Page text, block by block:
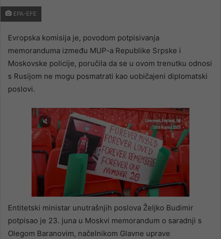
EPA-EFE
Evropska komisija je, povodom potpisivanja
memoranduma između MUP-a Republike Srpske i
Moskovske policije, poručila da se u ovom trenutku odnosi
s Rusijom ne mogu posmatrati kao uobičajeni diplomatski
poslovi.
Entitetski ministar unutrašnjih poslova Željko Budimir
potpisao je 23. juna u Moskvi memorandum o saradnji s
Olegom Baranovim, načelnikom Glavne uprave